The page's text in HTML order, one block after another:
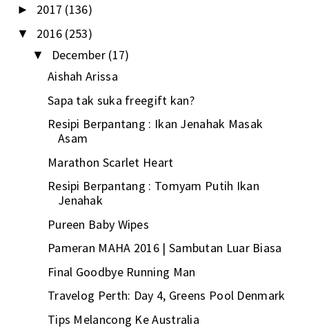
► 2017 (136)
▼ 2016 (253)
▼ December (17)
Aishah Arissa
Sapa tak suka freegift kan?
Resipi Berpantang : Ikan Jenahak Masak
Asam
Marathon Scarlet Heart
Resipi Berpantang : Tomyam Putih Ikan
Jenahak
Pureen Baby Wipes
Pameran MAHA 2016 | Sambutan Luar Biasa
Final Goodbye Running Man
Travelog Perth: Day 4, Greens Pool Denmark
Tips Melancong Ke Australia